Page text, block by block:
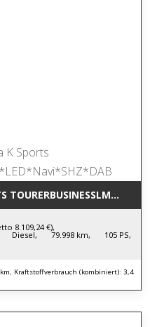
8.109,24 €),
Diesel, 79.998 km, 105 PS,
Kraftstoffverbrauch (kombiniert): 3,4